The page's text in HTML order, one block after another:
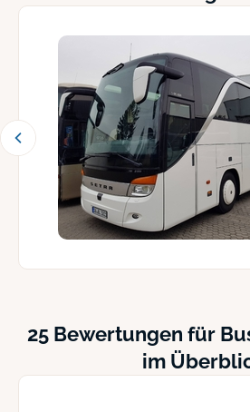
25 Bewertungen für
im